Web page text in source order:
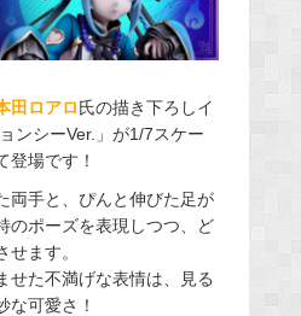
田ロアロ氏の描き下ろしイ
ンシーVer.」が1/7スケー
登場です！
両手と、ぴんと伸びた足が
のポーズを表現しつつ、ど
せます。
せた不満げな表情は、見る
な可愛さ！